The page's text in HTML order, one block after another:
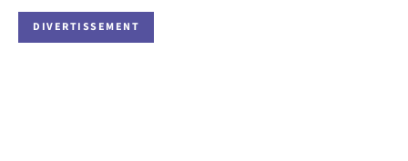
DIVERTISSEMENT